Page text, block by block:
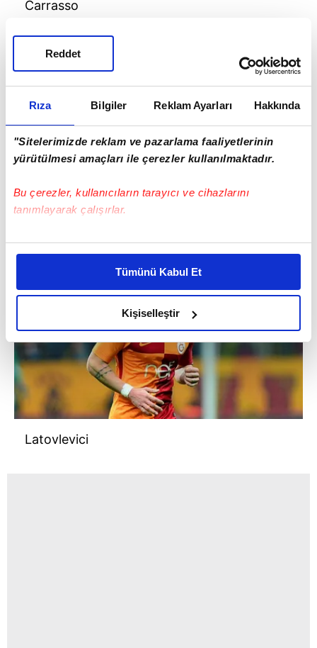
Rıza Bilgiler Reklam Ayarları Hakkında
"Sitelerimizde reklam ve pazarlama faaliyetlerinin
yürütülmesi amaçları ile çerezler kullanılmaktadır.
Bu çerezler, kullanıcıların tarayıcı ve cihazlarını
tanımlayarak çalışırlar.
Bu çerezlere izin vermeniz halinde sizlere özel
daha iyi reklam deneyimi yaşatabiliriz. Bunu yaparken
amacımızın size daha iyi bir reklam deneyimi sunmak
olduğunu ve sizlere en iyi içerikleri sunabilmek adına
elimizden gelen çabayı gösterdiğimizi ve bu noktada,
reklamların maliyetlerimizi karşılamak noktasında tek gelir
kalemimiz olduğunu sizlere hatırlatmak isteriz.
Her halükârda, kullanıcılar, bu çerezlere izin vermedikleri
takdirde, kullanıcılara hedefli reklamlar
Tümünü Kabul Et
Kişiselleştir
Reddet
Carrasso
Eray İşcan
Latovlevici